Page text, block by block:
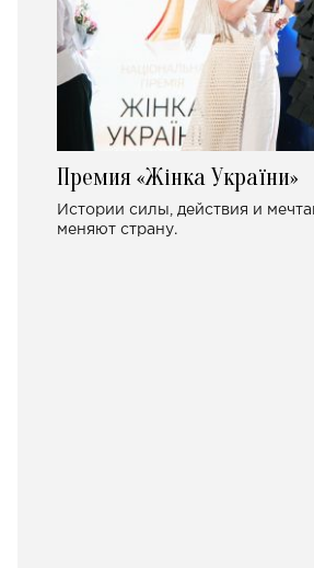
Премия «Жінка України»
Истории силы, действия и
меняют страну.